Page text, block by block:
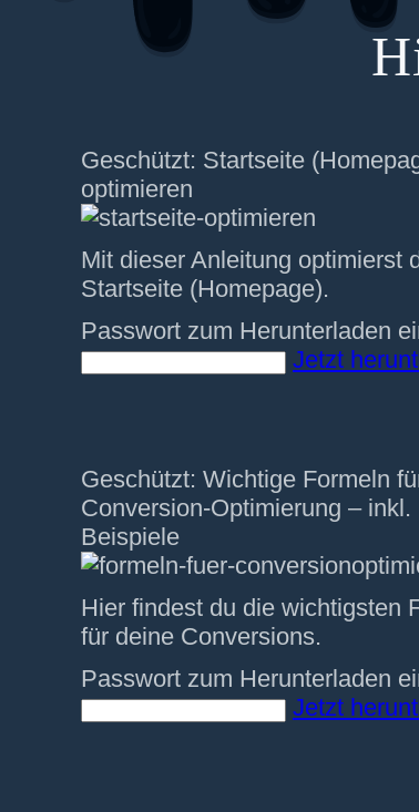
Geschützt: Startseite
optimieren
Mit dieser Anleitung optimierst
Startseite (Homepage).
Passwort zum Herunterladen
Jetzt
Geschützt: Wichtige Formeln
Conversion-Optimierung – inkl.
Beispiele
Hier findest du die wichtigsten
für deine Conversions.
Passwort zum Herunterladen
Jetzt